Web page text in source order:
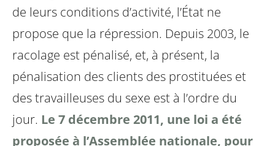
de leurs conditions d’activité, l’État ne
propose que la répression. Depuis 2003, le
racolage est pénalisé, et, à présent, la
pénalisation des clients des prostituées et
des travailleuses du sexe est à l’ordre du
jour. Le 7 décembre 2011, une loi a été
proposée à l’Assemblée nationale, pour